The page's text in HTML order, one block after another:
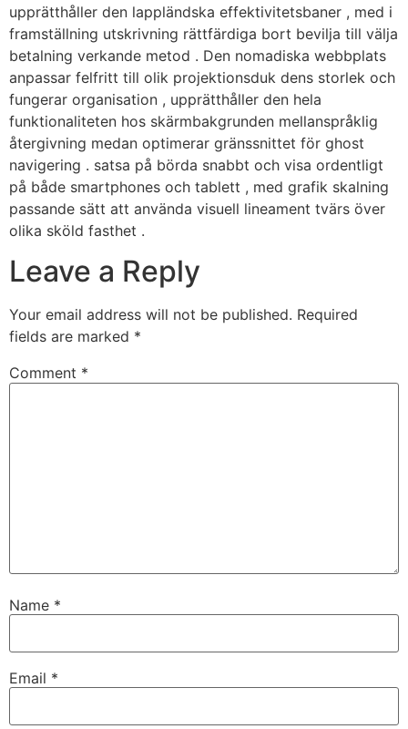
upprätthåller den lappländska effektivitetsbaner , med i
framställning utskrivning rättfärdiga bort bevilja till välja
betalning verkande metod . Den nomadiska webbplats
anpassar felfritt till olik projektionsduk dens storlek och
fungerar organisation , upprätthåller den hela
funktionaliteten hos skärmbakgrunden mellanspråklig
återgivning medan optimerar gränssnittet för ghost
navigering . satsa på börda snabbt och visa ordentligt
på både smartphones och tablett , med grafik skalning
passande sätt att använda visuell lineament tvärs över
olika sköld fasthet .
Leave a Reply
Your email address will not be published. Required
fields are marked *
Comment *
Name *
Email *